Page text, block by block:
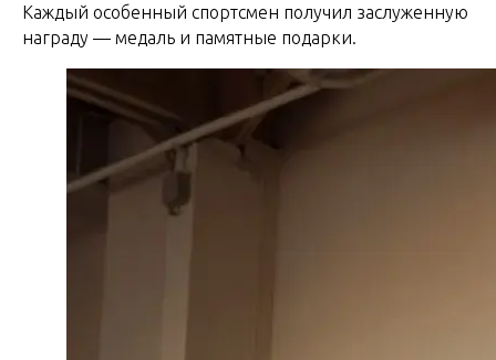
Каждый особенный спортсмен получил заслуженную
награду — медаль и памятные подарки.